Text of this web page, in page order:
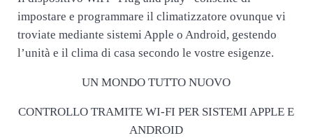
impostare e programmare il climatizzatore ovunque vi
troviate mediante sistemi Apple o Android, gestendo
l’unità e il clima di casa secondo le vostre esigenze.
UN MONDO TUTTO NUOVO
CONTROLLO TRAMITE WI-FI PER SISTEMI APPLE E
ANDROID